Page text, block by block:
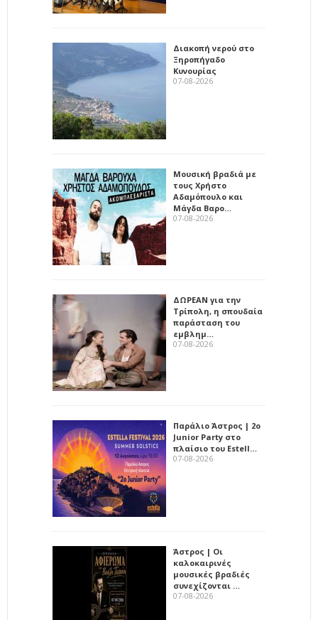
Διακοπή νερού στο
Ξηροπήγαδο
Κυνουρίας
07-08-2026
Μουσική βραδιά με
τους Χρήστο
Αδαμόπουλο και
Μάγδα Βαρο…
07-08-2026
ΔΩΡΕΑΝ για την
Τρίπολη, η σπουδαία
παράσταση του
εμβλημ…
07-08-2026
Παράλιο Άστρος | 2ο
Junior Party στο
πλαίσιο του Estell…
07-08-2026
Άστρος | Οι
καλοκαιρινές
μουσικές βραδιές
συνεχίζονται …
07-08-2026